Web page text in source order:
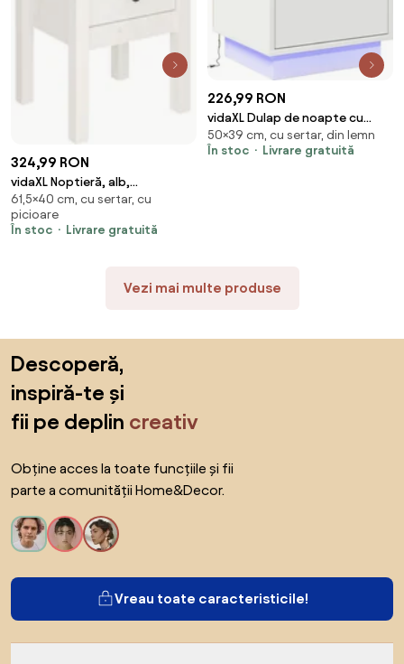
324,99 RON
vidaXL Noptieră, alb,
40x35x61,5 cm, lemn masiv de
pin
61,5×40 cm, cu sertar, cu
picioare
În stoc
Livrare gratuită
226,99 RON
vidaXL Dulap de noapte cu
sertar Alb 39 x 34,5 x 50 cm
Lemn compozit
50×39 cm, cu sertar, din lemn
În stoc
Livrare gratuită
Vezi mai multe produse
Descoperă,
inspiră-te și
fii pe deplin creativ
Obține acces la toate funcțiile și fii
parte a comunității Home&Decor.
Vreau toate caracteristicile!